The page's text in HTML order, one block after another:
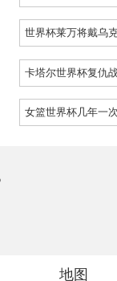
世界杯莱万将戴乌
卡塔尔世界杯复仇
女篮世界杯几年一次
地图